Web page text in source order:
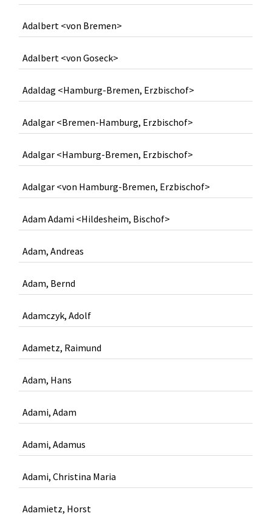
Adalbert <von Bremen>
Adalbert <von Goseck>
Adaldag <Hamburg-Bremen, Erzbischof>
Adalgar <Bremen-Hamburg, Erzbischof>
Adalgar <Hamburg-Bremen, Erzbischof>
Adalgar <von Hamburg-Bremen, Erzbischof>
Adam Adami <Hildesheim, Bischof>
Adam, Andreas
Adam, Bernd
Adamczyk, Adolf
Adametz, Raimund
Adam, Hans
Adami, Adam
Adami, Adamus
Adami, Christina Maria
Adamietz, Horst